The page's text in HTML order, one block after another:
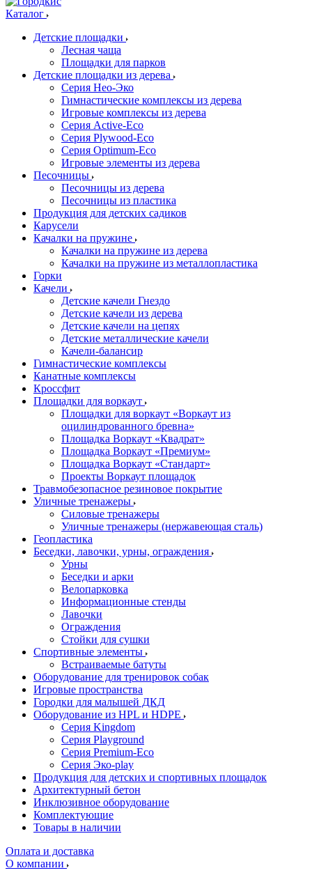
Каталог
Детские площадки
Лесная чаща
Площадки для парков
Детские площадки из дерева
Серия Нео-Эко
Гимнастические комплексы из дерева
Игровые комплексы из дерева
Серия Active-Eco
Серия Plywood-Eco
Серия Оptimum-Еco
Игровые элементы из дерева
Песочницы
Песочницы из дерева
Песочницы из пластика
Продукция для детских садиков
Карусели
Качалки на пружине
Качалки на пружине из дерева
Качалки на пружине из металлопластика
Горки
Качели
Детские качели Гнездо
Детские качели из дерева
Детские качели на цепях
Детские металлические качели
Качели-балансир
Гимнастические комплексы
Канатные комплексы
Кроссфит
Площадки для воркаут
Площадки для воркаут «Воркаут из
оцилиндрованного бревна»
Площадка Воркаут «Квадрат»
Площадка Воркаут «Премиум»
Площадка Воркаут «Стандарт»
Проекты Воркаут площадок
Травмобезопасное резиновое покрытие
Уличные тренажеры
Силовые тренажеры
Уличные тренажеры (нержавеющая сталь)
Геопластика
Беседки, лавочки, урны, ограждения
Урны
Беседки и арки
Велопарковка
Информационные стенды
Лавочки
Ограждения
Стойки для сушки
Спортивные элементы
Встраиваемые батуты
Оборудование для тренировок собак
Игровые пространства
Городки для малышей ДКД
Оборудование из HPL и HDPE
Серия Kingdom
Серия Playground
Серия Premium-Eco
Серия Эко-play
Продукция для детских и спортивных площадок
Архитектурный бетон
Инклюзивное оборудование
Комплектующие
Товары в наличии
Оплата и доставка
О компании